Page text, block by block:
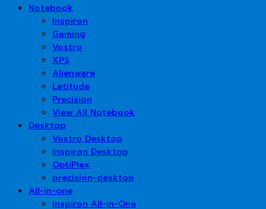
Notebook
Inspiron
Gaming
Vostro
XPS
Alienware
Latitude
Precision
View All Notebook
Desktop
Vostro Desktop
Inspiron Desktop
OptiPlex
precision-desktop
All-in-one
Inspiron All-in-One